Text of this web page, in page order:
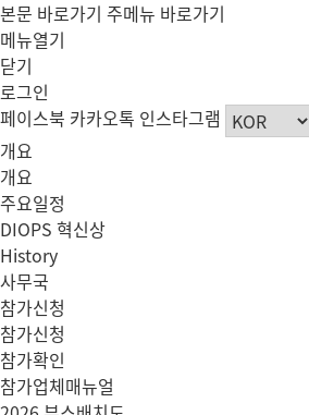
본문 바로가기 주메뉴 바로가기
메뉴열기
닫기
로그인
페이스북 카카오톡 인스타그램
개요
개요
주요일정
DIOPS 혁신상
History
사무국
참가신청
참가신청
참가확인
참가업체매뉴얼